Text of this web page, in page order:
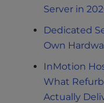
Server in
Dedicated
Own
InMotion
What
Actually